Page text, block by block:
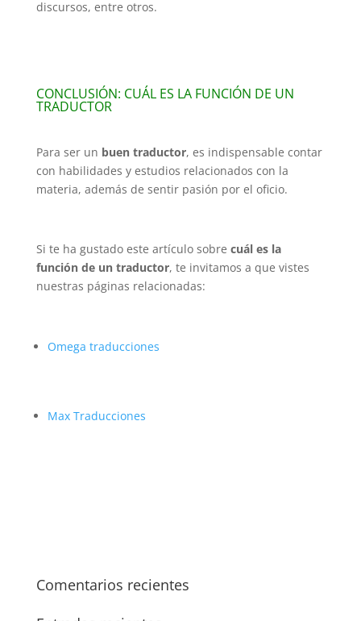
discursos, entre otros.
CONCLUSIÓN: CUÁL ES LA FUNCIÓN DE UN
TRADUCTOR
Para ser un buen traductor, es indispensable contar
con habilidades y estudios relacionados con la
materia, además de sentir pasión por el oficio.
Si te ha gustado este artículo sobre cuál es la
función de un traductor, te invitamos a que vistes
nuestras páginas relacionadas:
Omega traducciones
Max Traducciones
Comentarios recientes